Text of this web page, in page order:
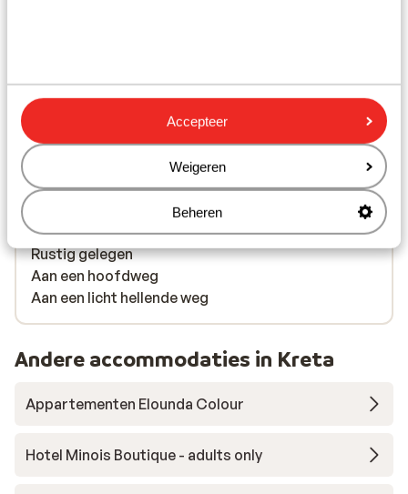
Accepteer
Weigeren
Beheren
Pinautomaat: 20 m
Winkels: 20 m
(Mini)supermarkt: 20 m
Restaurant: 100 m
Afstand tot dichtstbijzijnde apotheek circa 1,5
kilometer
Ziekenhuis: 2 km
Rustig gelegen
Aan een hoofdweg
Aan een licht hellende weg
Andere accommodaties in Kreta
Appartementen Elounda Colour
Hotel Minois Boutique - adults only